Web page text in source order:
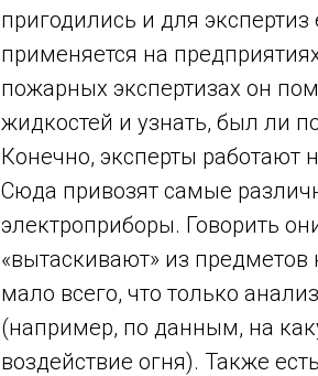
пригодились и для
применяется на
пожарных экспертизах он
жидкостей и узнать, был ли
Конечно, эксперты работают
Сюда привозят самые
электроприборы. Говорить
«вытаскивают» из
мало всего, что только
(например, по данным, на
воздействие огня). Также